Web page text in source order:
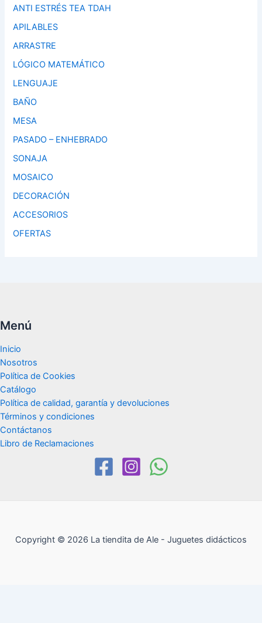
ANTI ESTRÉS TEA TDAH
APILABLES
ARRASTRE
LÓGICO MATEMÁTICO
LENGUAJE
BAÑO
MESA
PASADO – ENHEBRADO
SONAJA
MOSAICO
DECORACIÓN
ACCESORIOS
OFERTAS
Menú
Inicio
Nosotros
Política de Cookies
Catálogo
Política de calidad, garantía y devoluciones
Términos y condiciones
Contáctanos
Libro de Reclamaciones
Copyright © 2026 La tiendita de Ale - Juguetes didácticos